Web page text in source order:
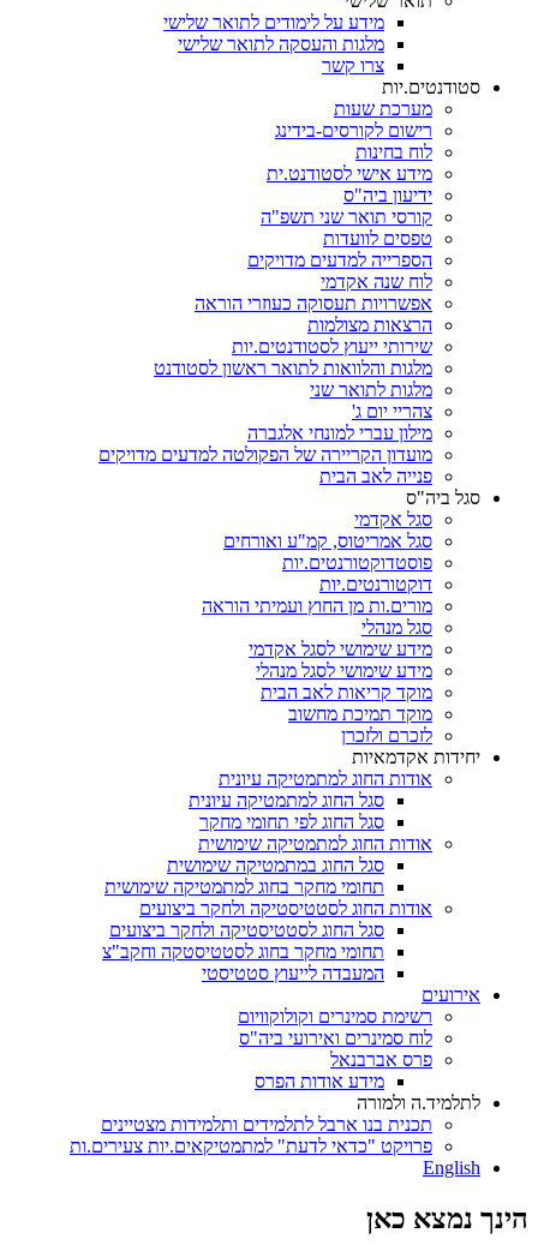
מידע על לימודים לתואר שלישי
מלגות והעסקה לתואר שלישי
צרו קשר
סטודנטים.יות
מערכת שעות
רישום לקורסים-בידינג
לוח בחינות
מידע אישי לסטודנט.ית
ידיעון ביה"ס
קורסי תואר שני תשפ"ה
טפסים לוועדות
הספרייה למדעים מדויקים
לוח שנה אקדמי
אפשרויות תעסוקה כעוזרי הוראה
הרצאות מצולמות
שירותי ייעוץ לסטודנטים.יות
מלגות והלוואות לתואר ראשון לסטודנט
מלגות לתואר שני
צהריי יום ג'
מילון עברי למונחי אלגברה
מועדון הקריירה של הפקולטה למדעים מדויקים
פנייה לאב הבית
סגל ביה"ס
סגל אקדמי
סגל אמריטוס, קמ"ע ואורחים
פוסטדוקטורנטים.יות
דוקטורנטים.יות
מורים.ות מן החוץ ועמיתי הוראה
סגל מנהלי
מידע שימושי לסגל אקדמי
מידע שימושי לסגל מנהלי
מוקד קריאות לאב הבית
מוקד תמיכת מחשוב
לזכרם ולזכרן
יחידות אקדמאיות
אודות החוג למתמטיקה עיונית
סגל החוג למתמטיקה עיונית
סגל החוג לפי תחומי מחקר
אודות החוג למתמטיקה שימושית
סגל החוג במתמטיקה שימושית
תחומי מחקר בחוג למתמטיקה שימושית
אודות החוג לסטטיסטיקה ולחקר ביצועים
סגל החוג לסטטיסטיקה ולחקר ביצועים
תחומי מחקר בחוג לסטטיסטקה וחקב"צ
המעבדה לייעוץ סטטיסטי
אירועים
רשימת סמינרים וקולוקוויום
לוח סמינרים ואירועי ביה"ס
פרס אברבנאל
מידע אודות הפרס
לתלמיד.ה ולמורה
תכנית בנו ארבל לתלמידים ותלמידות מצטיינים
פרויקט "כדאי לדעת" למתמטיקאים.יות צעירים.ות
English
הינך נמצא כאן